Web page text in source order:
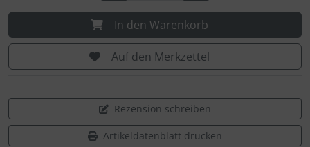
In den Warenkorb
Auf den Merkzettel
Rezension schreiben
Artikeldatenblatt drucken